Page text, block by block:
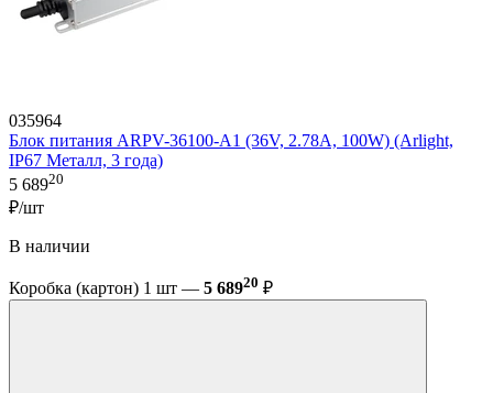
035964
Блок питания ARPV-36100-A1 (36V, 2.78A, 100W) (Arlight,
IP67 Металл, 3 года)
5 68920
₽/шт
В наличии
Коробка (картон) 1 шт — 5 68920 ₽